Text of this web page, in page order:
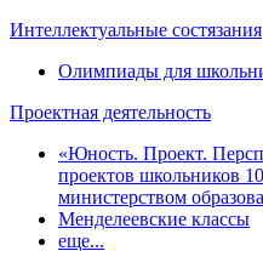
Интеллектуальные состязания
Олимпиады для
Проектная деятельность
«Юность. Проект.
проектов школьников
министерством
Менделеевские классы
еще...